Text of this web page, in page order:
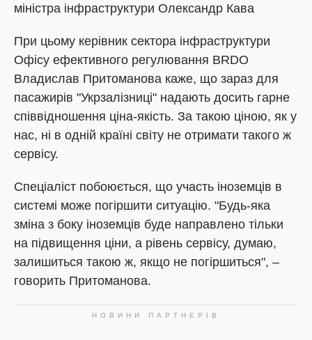
міністра інфраструктури Олександр Кава
При цьому керівник сектора інфраструктури
Офісу ефективного регулювання BRDO
Владислав Притоманова каже, що зараз для
пасажирів "Укрзалізниці" надають досить гарне
співвідношення ціна-якість. За такою ціною, як у
нас, ні в одній країні світу не отримати такого ж
сервісу.
Спеціаліст побоюється, що участь іноземців в
системі може погіршити ситуацію. "Будь-яка
зміна з боку іноземців буде направлено тільки
на підвищення ціни, а рівень сервісу, думаю,
залишиться такою ж, якщо не погіршиться", –
говорить Притоманова.